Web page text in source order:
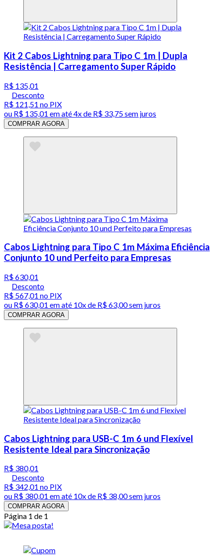
Kit 2 Cabos Lightning para Tipo C 1m | Dupla
Resistência | Carregamento Super Rápido
R$ 135,01
Desconto
R$ 121,51 no PIX
ou R$ 135,01 em até4x de R$ 33,75 sem juros
COMPRAR AGORA
Cabos Lightning para Tipo C 1m Máxima Eficiência
Conjunto 10 und Perfeito para Empresas
R$ 630,01
Desconto
R$ 567,01 no PIX
ou R$ 630,01 em até 10x de R$ 63,00 sem juros
COMPRAR AGORA
Cabos Lightning para USB-C 1m 6 und Flexível
Resistente Ideal para Sincronização
R$ 380,01
Desconto
R$ 342,01 no PIX
ou R$ 380,01 em até 10x de R$ 38,00 sem juros
COMPRAR AGORA
Página 1 de 1